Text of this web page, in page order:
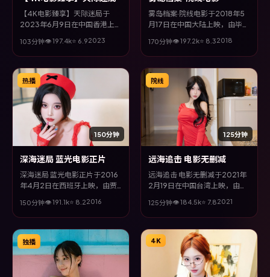
【4K电影臻享】天际迷局于
2023年6月9日在中国香港上
甄子丹、秦昊等主演。全片以家
庭类型为主线，改编自真实事件
与社会议题，兼具娱乐性与思考
空间。
103分钟👁197.4k⭐ 6.92023
雾岛档案·院线电影于2018年5
月17日在中国大陆上映，由毕赣
等主演。全片以爱情类型为主
线，视听语言大胆实验，配乐与
场面调度为全片情绪推波助澜。
170分钟👁197.2k⭐ 8.32018
150分钟
热播
深海迷局 蓝光电影正片
深海迷局 蓝光电影正片于2016
年4月2日在西班牙上映，由贾
琼、廖凡等主演。全片以喜剧类
型为主线，视听语言大胆实验，
配乐与场面调度为全片情绪推波
助澜。
150分钟👁191.1k⭐ 8.22016
125分钟
院线
远海追击 电影无删减
远海追击 电影无删减于2021年
2月19日在中国台湾上映，由郭
陈坤等主演。全片以冒险类型为
主线，多条叙事线交织收束，悬
念与情感并重，适合喜欢强情节
的观众。
125分钟👁184.5k⭐ 7.82021
独播 4K